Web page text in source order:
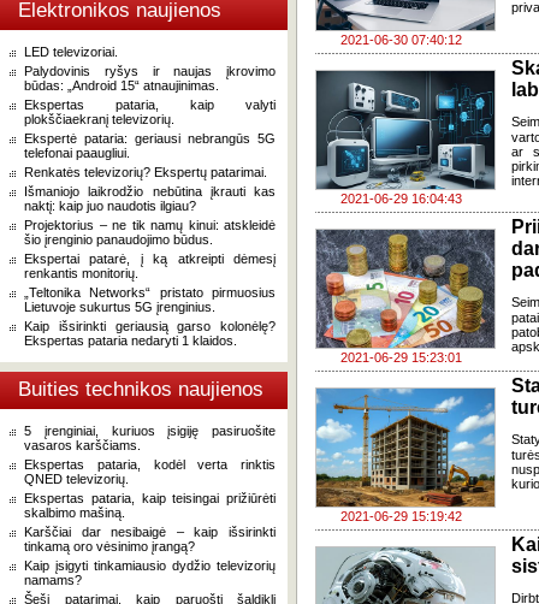
Elektronikos naujienos
LED televizoriai.
Palydovinis ryšys ir naujas įkrovimo
būdas: „Android 15“ atnaujinimas.
Ekspertas pataria, kaip valyti
plokščiaekranį televizorių.
Ekspertė pataria: geriausi nebrangūs 5G
telefonai paaugliui.
Renkatės televizorių? Ekspertų patarimai.
Išmaniojo laikrodžio nebūtina įkrauti kas
naktį: kaip juo naudotis ilgiau?
Projektorius – ne tik namų kinui: atskleidė
šio įrenginio panaudojimo būdus.
Ekspertai patarė, į ką atkreipti dėmesį
renkantis monitorių.
„Teltonika Networks“ pristato pirmuosius
Lietuvoje sukurtus 5G įrenginius.
Kaip išsirinkti geriausią garso kolonėlę?
Ekspertas pataria nedaryti 1 klaidos.
Buities technikos naujienos
5 įrenginiai, kuriuos įsigiję pasiruošite
vasaros karščiams.
Ekspertas pataria, kodėl verta rinktis
QNED televizorių.
Ekspertas pataria, kaip teisingai prižiūrėti
skalbimo mašiną.
Karščiai dar nesibaigė – kaip išsirinkti
tinkamą oro vėsinimo įrangą?
Kaip įsigyti tinkamiausio dydžio televizorių
namams?
Šeši patarimai, kaip paruošti šaldiklį
2021-06-30 07:40:12
2021-06-29 16:04:43
ar
2021-06-29 15:23:01
2021-06-29 15:19:42